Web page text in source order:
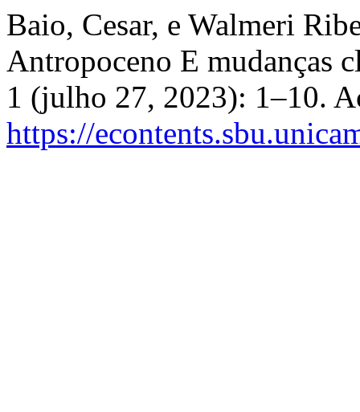
Baio, Cesar, e Walmeri
Antropoceno E mudanças
1 (julho 27, 2023): 1–10.
https://